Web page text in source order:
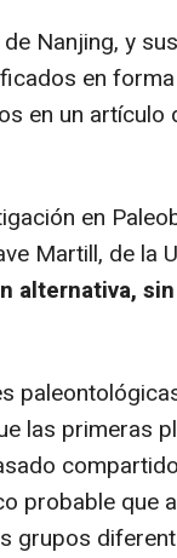
Nanjing, y
en
en un artículo
en
Martill, de la
alternativa,
las primeras
probable que
grupos